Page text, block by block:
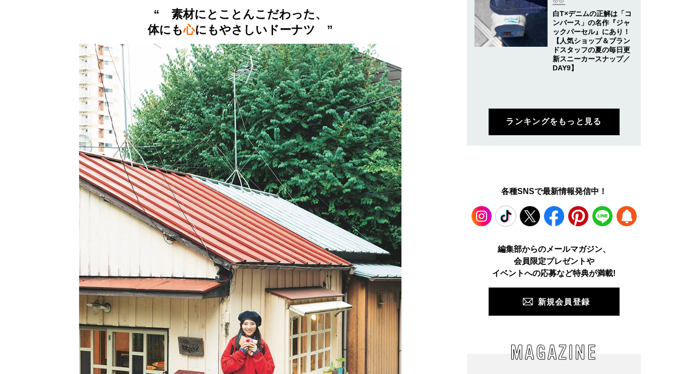
“ 素材にとことんこだわった、
体にも心にもやさしいドーナツ ”
白T×デニムの正解は「コ
ンバース」の名作『ジャ
ックパーセル』にあり！
【人気ショップ＆ブラン
ドスタッフの夏の毎日更
新スニーカースナップ／
DAY9】
ランキングをもっと見る
各種SNSで最新情報発信中！
TikTok Facebook Pinterest LINE
編集部からのメールマガジン、
会員限定プレゼントや
イベントへの応募など特典が満載!
新規会員登録
MAGAZINE